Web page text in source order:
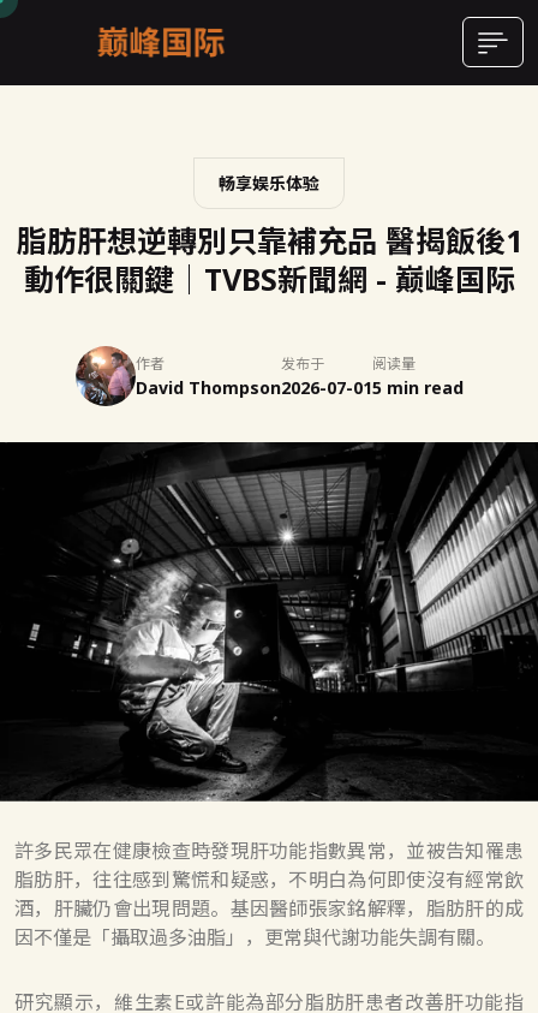
畅享娱乐体验
脂肪肝想逆轉別只靠補充品 醫揭飯後1
動作很關鍵│TVBS新聞網 - 巅峰国际
作者
David Thompson
发布于
2026-07-01
阅读量
5 min read
許多民眾在健康檢查時發現肝功能指數異常，並被告知罹患
脂肪肝，往往感到驚慌和疑惑，不明白為何即使沒有經常飲
酒，肝臟仍會出現問題。基因醫師張家銘解釋，脂肪肝的成
因不僅是「攝取過多油脂」，更常與代謝功能失調有關。
研究顯示，維生素E或許能為部分脂肪肝患者改善肝功能指